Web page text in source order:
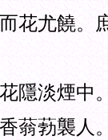
花尤饒。
隱淡煙中
蓊葧襲人